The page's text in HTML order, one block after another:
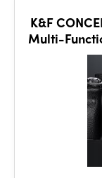
K&F
Multi-